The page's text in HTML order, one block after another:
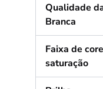
Qualidade
Branca
Faixa de
saturação